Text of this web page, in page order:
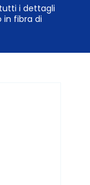
i dettagli
in fibra di